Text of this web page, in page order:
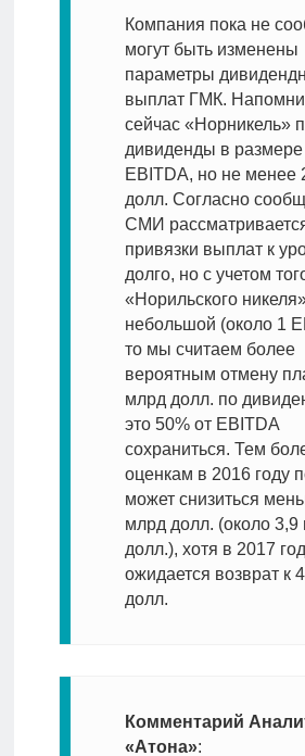
Компания пока не
могут быть изменены
параметры
выплат ГМК.
сейчас «Норникель»
дивиденды в размере
EBITDA, но не менее
долл. Согласно
СМИ
привязки выплат к
долго, но с учетом
«Норильского
небольшой (около 1
то мы считаем более
вероятным отмену
млрд долл. по
это 50% от EBITDA
сохраниться. Тем
оценкам в 2016 году
может снизиться
млрд долл. (около 3,9
долл.), хотя в 2017
ожидается возврат к
долл.
Комментарий
«Атона»: